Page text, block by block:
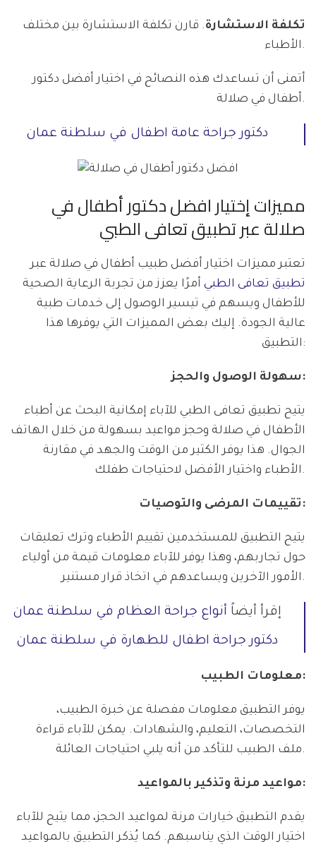
تكلفة الاستشارة. قارن تكلفة الاستشارة بين مختلف
الأطباء.
أتمنى أن تساعدك هذه النصائح في اختيار أفضل دكتور
أطفال في صلالة.
دكتور جراحة عامة اطفال في سلطنة عمان
مميزات إختيار افضل دكتور أطفال في
صلالة عبر تطبيق تعافى الطبي
تعتبر مميزات اختيار أفضل طبيب أطفال في صلالة عبر
تطبيق تعافى الطبي أمرًا يعزز من تجربة الرعاية الصحية
للأطفال ويسهم في تيسير الوصول إلى خدمات طبية
عالية الجودة. إليك بعض المميزات التي يوفرها هذا
التطبيق:
سهولة الوصول والحجز:
يتيح تطبيق تعافى الطبي للآباء إمكانية البحث عن أطباء
الأطفال في صلالة وحجز مواعيد بسهولة من خلال الهاتف
الجوال. هذا يوفر الكثير من الوقت والجهد في مقارنة
الأطباء واختيار الأفضل لاحتياجات طفلك.
تقييمات المرضى والتوصيات:
يتيح التطبيق للمستخدمين تقييم الأطباء وترك تعليقات
حول تجاربهم، وهذا يوفر للآباء معلومات قيمة من أولياء
الأمور الآخرين ويساعدهم في اتخاذ قرار مستنير.
إقرأ أيضاً أنواع جراحة العظام في سلطنة عمان
دكتور جراحة اطفال للطهارة في سلطنة عمان
معلومات الطبيب:
يوفر التطبيق معلومات مفصلة عن خبرة الطبيب،
التخصصات، التعليم، والشهادات. يمكن للآباء قراءة
ملف الطبيب للتأكد من أنه يلبي احتياجات العائلة.
مواعيد مرنة وتذكير بالمواعيد:
يقدم التطبيق خيارات مرنة لمواعيد الحجز، مما يتيح للآباء
اختيار الوقت الذي يناسبهم. كما يُذكر التطبيق بالمواعيد